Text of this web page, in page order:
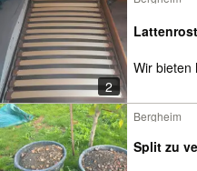
2
Wir bieten
Bergheim
Split zu